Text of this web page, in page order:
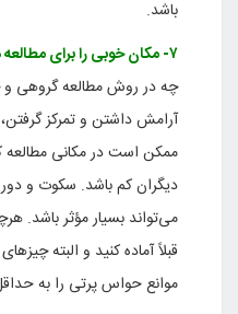
باشد.
۷- مکان خوبی را برای مطالعه درنظر بگیرید
چه در روش مطالعه گروهی
آرامش داشتن و تمرکز
ممکن است در مکانی مطالعه
دیگران کم باشد. سکوت و
می‌تواند بسیار مؤثر باشد.
قبلاً آماده کنید و البته
موانع حواس پرتی را به